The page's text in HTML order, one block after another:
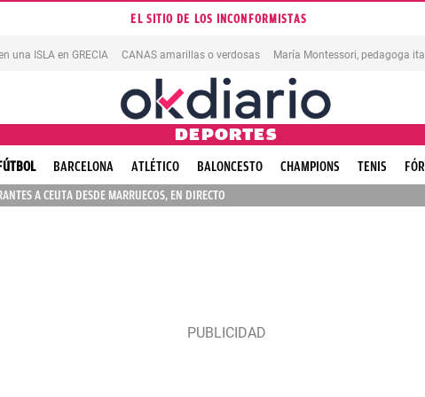
EL SITIO DE LOS INCONFORMISTAS
una ISLA en GRECIA CANAS amarillas o verdosas
DEPORTES
BARCELONA ATLÉTICO BALONCESTO CHAMPIONS TENIS
A CEUTA DESDE MARRUECOS, EN DIRECTO